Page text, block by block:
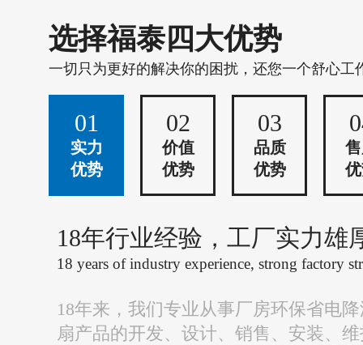
选择福泰四大优势
一切只为更好的解决你的困扰，还您一个舒心工
01
实力
优势
02
价值
优势
03
品质
优势
18年行业经验，工厂实力雄
18 years of industry experience, strong factory
18年来，我们专业从事厂房环保省电
扇产品的开发、设计、销售、安装、